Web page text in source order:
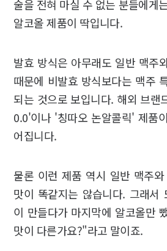
술을 전혀 마실 수 없는 분들에게
알코올 제품이 딱입니다.
발효 방식은 아무래도 일반 맥주
때문에 비발효 방식보다는 맥주
되는 것으로 보입니다. 해외 브랜
0.0'이나 '칭따오 논알콜릭' 제품
어집니다.
물론 이런 제품 역시 일반 맥주
맛이 똑같지는 않습니다. 그래서
이 만들다가 마지막에 알코올만
맛이 다른가요?"라고 말이죠.